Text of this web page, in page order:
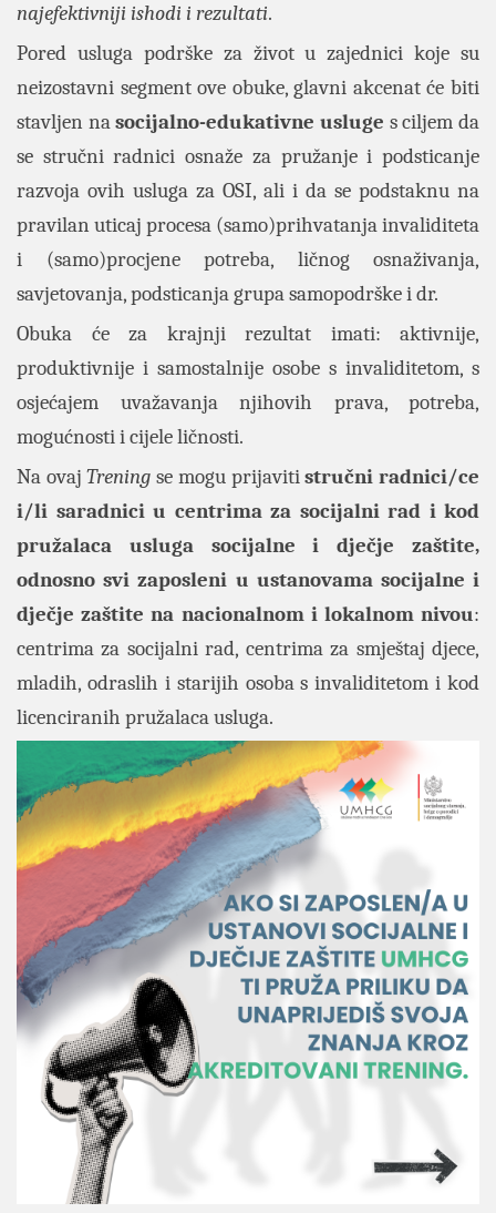
najefektivniji ishodi i rezultati.
Pored usluga podrške za život u zajednici koje su
neizostavni segment ove obuke, glavni akcenat će biti
stavljen nasocijalno-edukativne usluge s ciljem da
se stručni radnici osnaže za pružanje i podsticanje
razvoja ovih usluga za OSI, ali i da se podstaknu na
pravilan uticaj procesa (samo)prihvatanja invaliditeta
i (samo)procjene potreba, ličnog osnaživanja,
savjetovanja, podsticanja grupa samopodrške i dr.
Obuka će za krajnji rezultat imati: aktivnije,
produktivnije i samostalnije osobe s invaliditetom, s
osjećajem uvažavanja njihovih prava, potreba,
mogućnosti i cijele ličnosti.
Na ovajTrening se mogu prijavitistručni radnici/ce
i/li saradnici u centrima za socijalni rad i kod
pružalaca usluga socijalne i dječje zaštite,
odnosno svi zaposleni u ustanovama socijalne i
dječje zaštite na nacionalnom i lokalnom nivou:
centrima za socijalni rad, centrima za smještaj djece,
mladih, odraslih i starijih osoba s invaliditetom i kod
licenciranih pružalaca usluga.